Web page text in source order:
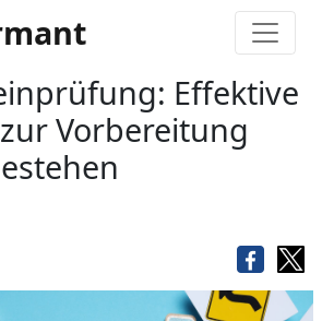
Effektive
Vorbereitung